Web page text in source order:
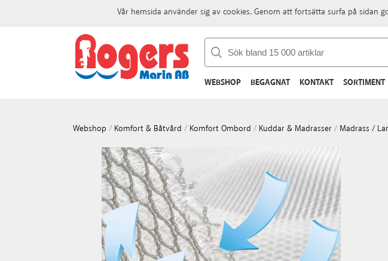
WEBSHOP BEGAGNAT KONTAKT SORTIMENT
Webshop / Komfort & Båtvård / Komfort Ombord / Kuddar & Madrasser / Madrass /
Vår hemsida använder sig av cookies. Genom att fortsätta surfa på sidan